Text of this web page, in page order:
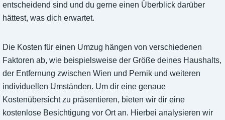
entscheidend sind und du gerne einen Überblick darüber
hättest, was dich erwartet.
Die Kosten für einen Umzug hängen von verschiedenen
Faktoren ab, wie beispielsweise der Größe deines Haushalts,
der Entfernung zwischen Wien und Pernik und weiteren
individuellen Umständen. Um dir eine genaue
Kostenübersicht zu präsentieren, bieten wir dir eine
kostenlose Besichtigung vor Ort an. Hierbei analysieren wir